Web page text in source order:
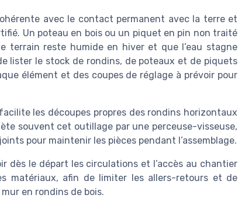
avec le contact permanent avec la terre et
Un poteau en bois ou un piquet en pin non traité
terrain reste humide en hiver et que l’eau stagne
lister le stock de rondins, de poteaux et de piquets
élément et des coupes de réglage à prévoir pour
les découpes propres des rondins horizontaux
souvent cet outillage par une perceuse-visseuse,
pour maintenir les pièces pendant l’assemblage.
dès le départ les circulations et l’accès au chantier
matériaux, afin de limiter les allers-retours et de
en rondins de bois.